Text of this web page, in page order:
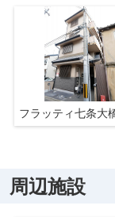
フラッティ七条大
周辺施設